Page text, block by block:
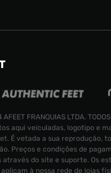
FRANQUIAS LTDA. TODOS
aqui veiculadas, logotipo e
É vetada a sua reprodução,
Preços e condições de
através do site e suporte. Os
à nossa rede de lojas